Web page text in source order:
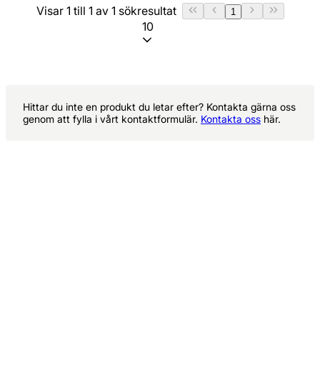
Visar 1 till 1 av 1 sökresultat 1
10
Hittar du inte en produkt du letar efter? Kontakta gärna oss
genom att fylla i vårt kontaktformulär. Kontakta oss här.